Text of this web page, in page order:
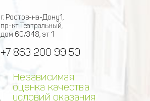
г. Ростов-на-Дону1,
пр-кт Театральный,
дом 60/348, эт 1
+7 863 200 99 50
Независимая
оценка качества
условий оказания